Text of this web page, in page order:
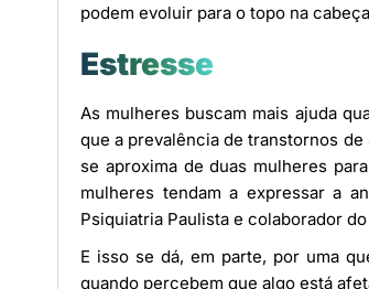
podem evoluir para o topo na
Estresse
As mulheres buscam mais ajuda
que a prevalência de transtornos de
se aproxima de duas mulheres
mulheres tendam a expressar a
Psiquiatria Paulista e colaborador
E isso se dá, em parte, por uma
quando percebem que algo está